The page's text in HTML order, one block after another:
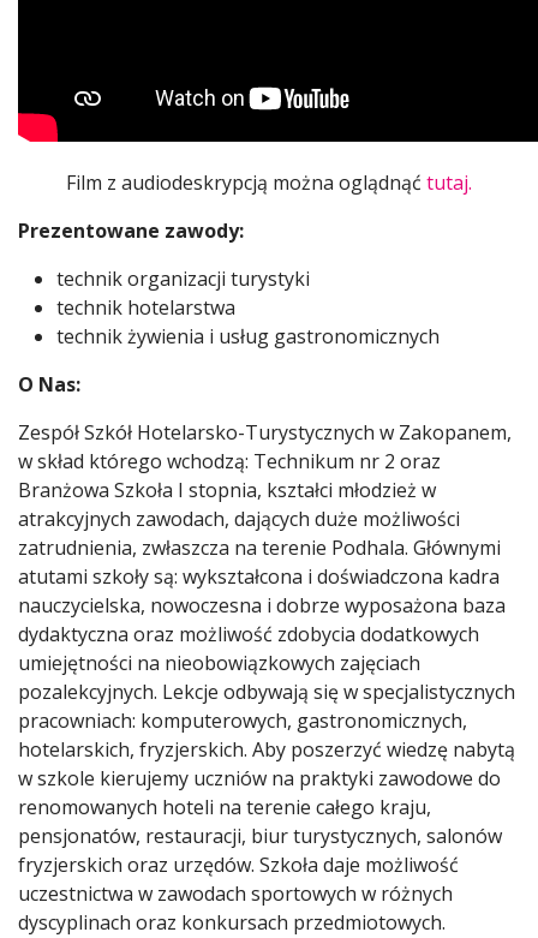
Film z audiodeskrypcją można oglądnąć tutaj.
Prezentowane zawody:
technik organizacji turystyki
technik hotelarstwa
technik żywienia i usług gastronomicznych
O Nas:
Zespół Szkół Hotelarsko-Turystycznych w Zakopanem,
w skład którego wchodzą: Technikum nr 2 oraz
Branżowa Szkoła I stopnia, kształci młodzież w
atrakcyjnych zawodach, dających duże możliwości
zatrudnienia, zwłaszcza na terenie Podhala. Głównymi
atutami szkoły są: wykształcona i doświadczona kadra
nauczycielska, nowoczesna i dobrze wyposażona baza
dydaktyczna oraz możliwość zdobycia dodatkowych
umiejętności na nieobowiązkowych zajęciach
pozalekcyjnych. Lekcje odbywają się w specjalistycznych
pracowniach: komputerowych, gastronomicznych,
hotelarskich, fryzjerskich. Aby poszerzyć wiedzę nabytą
w szkole kierujemy uczniów na praktyki zawodowe do
renomowanych hoteli na terenie całego kraju,
pensjonatów, restauracji, biur turystycznych, salonów
fryzjerskich oraz urzędów. Szkoła daje możliwość
uczestnictwa w zawodach sportowych w różnych
dyscyplinach oraz konkursach przedmiotowych.